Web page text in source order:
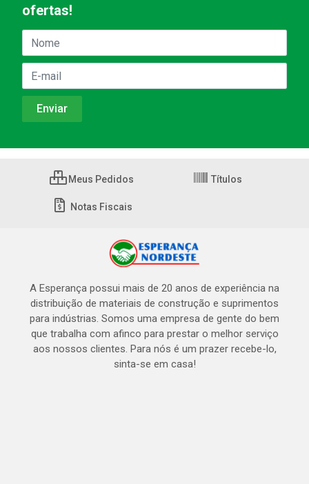
ofertas!
Meus Pedidos Títulos
Notas Fiscais
A Esperança possui mais de 20 anos de experiência na
distribuição de materiais de construção e suprimentos
para indústrias. Somos uma empresa de gente do bem
que trabalha com afinco para prestar o melhor serviço
aos nossos clientes. Para nós é um prazer recebe-lo,
sinta-se em casa!